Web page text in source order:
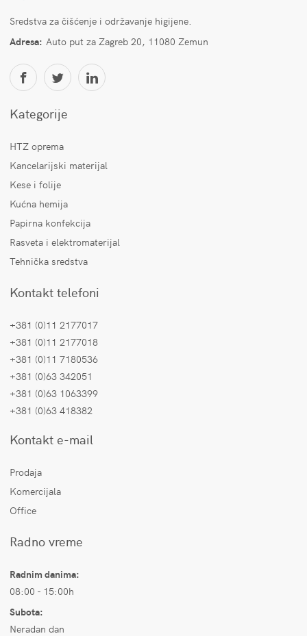
Sredstva za čišćenje i održavanje higijene.
Adresa: Auto put za Zagreb 20, 11080 Zemun
Kategorije
HTZ oprema
Kancelarijski materijal
Kese i folije
Kućna hemija
Papirna konfekcija
Rasveta i elektromaterijal
Tehnička sredstva
Kontakt telefoni
+381 (0)11 2177017
+381 (0)11 2177018
+381 (0)11 7180536
+381 (0)63 342051
+381 (0)63 1063399
+381 (0)63 418382
Kontakt e-mail
Prodaja
Komercijala
Office
Radno vreme
Radnim danima:
08:00 - 15:00h
Subota:
Neradan dan